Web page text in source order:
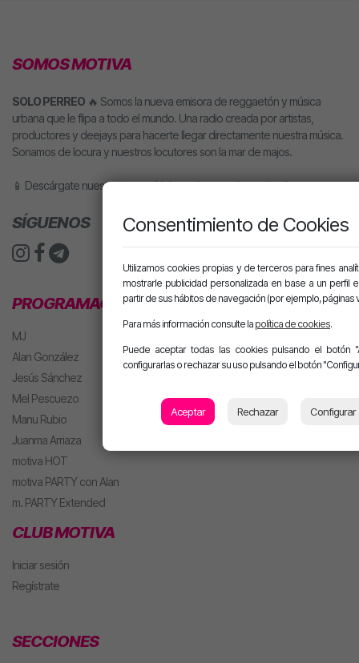
SOMOS MOTIVA
SOLO PERREO 🔥 Somos la nueva emisora de reggaetón y música
urbana que le flipa a todo el mundo. Una radio creada por artistas,
productores y deejays para hacerte llegar directamente nuestra música.
Sonamos de locura y nuestros locutores son la mar de majos.
📱 Descárgate nuestra app o pídele motiva a tu altavoz inteligente.
SÍGUENOS
PROGRAMACIÓN
MJ
Alan González
Jesús Sánchez
Mel Pescuezo
Manu Rubio
Juanma Arriaza
motiva HOT
motiva PARTY con Alan
m. PARTY Extended
CLUB MOTIVA
Iniciar sesión
Regístrate
SECCIONES
Consentimiento de Cookies
Utilizamos cookies propias y de terceros para fines
mostrarle publicidad personalizada en base a un perfil
partir de sus hábitos de navegación (por ejemplo, páginas
Para más información consulte la política de cookies.
Puede aceptar todas las cookies pulsando el botón
configurarlas o rechazar su uso pulsando el botón
Aceptar Rechazar Configurar